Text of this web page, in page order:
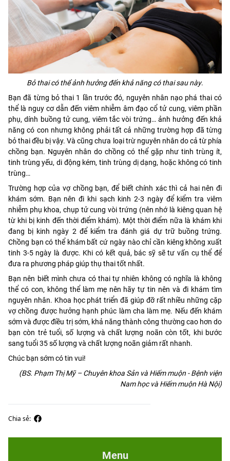
Bỏ thai có thể ảnh hưởng đến khả năng có thai sau này.
Bạn đã từng bỏ thai 1 lần trước đó, nguyên nhân nạo phá thai có
thể là nguy cơ dẫn đến viêm nhiễm âm đạo cổ tử cung, viêm phần
phụ, dính buồng tử cung, viêm tắc vòi trứng… ảnh hưởng đến khả
năng có con nhưng không phải tất cả những trường hợp đã từng
bỏ thai đều bị vậy. Và cũng chưa loại trừ nguyên nhân do cả từ phía
chồng bạn. Nguyên nhân do chồng có thể gặp như tinh trùng ít,
tinh trùng yếu, di động kém, tinh trùng dị dạng, hoặc không có tinh
trùng…
Trường hợp của vợ chồng bạn, để biết chính xác thì cả hai nên đi
khám sớm. Bạn nên đi khi sạch kinh 2-3 ngày để kiểm tra viêm
nhiễm phụ khoa, chụp tử cung vòi trứng (nên nhớ là kiêng quan hệ
từ khi bị kinh đến thời điểm khám). Một thời điểm nữa là khám khi
đang bị kinh ngày 2 để kiểm tra đánh giá dự trữ buồng trứng.
Chồng bạn có thể khám bất cứ ngày nào chỉ cần kiêng không xuất
tinh 3-5 ngày là được. Khi có kết quả, bác sỹ sẽ tư vấn cụ thể để
đưa ra phương pháp giúp thụ thai tốt nhất.
Bạn nên biết mình chưa có thai tự nhiên không có nghĩa là không
thể có con, không thể làm mẹ nên hãy tự tin nên và đi khám tìm
nguyên nhân. Khoa học phát triển đã giúp đỡ rất nhiều những cặp
vợ chồng được hưởng hạnh phúc làm cha làm mẹ. Nếu đến khám
sớm và được điều trị sớm, khả năng thành công thường cao hơn do
bạn còn trẻ tuổi, số lượng và chất lượng noãn còn tốt, khi bước
sang tuổi 35 số lượng và chất lượng noãn giảm rất nhanh.
Chúc bạn sớm có tin vui!
(BS. Phạm Thị Mỹ – Chuyên khoa Sản và Hiếm muộn - Bệnh viện
Nam học và Hiếm muộn Hà Nội)
Chia sẻ:
Menu